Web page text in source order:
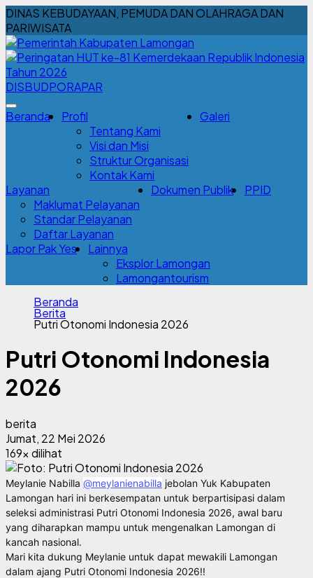
DINAS KEBUDAYAAN, PEMUDA DAN OLAHRAGA DAN
PARIWISATA
DISBUDPORAPAR
Beranda
Profil
Tentang Kami
Visi dan Misi
Struktur Organisasi
Kontak Kami
Galeri
Layanan
Maklumat Pelayanan
Standar Pelayanan
Daftar Layanan
Dokumen Publik PPID
Lapor Pak Yes
Lainnya
Eksplor Lamongan
Lamongantourism
Beranda
Berita
Putri Otonomi Indonesia 2026
Putri Otonomi Indonesia
2026
berita
Jumat, 22 Mei 2026
169x dilihat
Meylanie Nabilla @meylanienabilla jebolan Yuk Kabupaten
Lamongan hari ini berkesempatan untuk berpartisipasi dalam
seleksi administrasi Putri Otonomi Indonesia 2026, awal baru
yang diharapkan mampu untuk mengenalkan Lamongan di
kancah nasional.
Mari kita dukung Meylanie untuk dapat mewakili Lamongan
dalam ajang Putri Otonomi Indonesia 2026!!